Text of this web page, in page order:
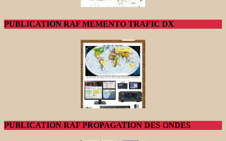
PUBLICATION RAF MEMENTO TRAFIC DX
PUBLICATION RAF PROPAGATION DES ONDES